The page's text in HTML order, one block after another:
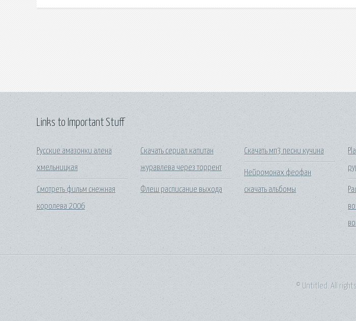
Links to Important Stuff
Русские амазонки алена
хмельницкая
Смотреть фильм снежная
королева 2006
Скачать сериал капитан
журавлева через торрент
Флеш расписание выхода
Скачать мп3 песни кучина
Нейромонах феофан
скачать альбомы
© Untitled. All